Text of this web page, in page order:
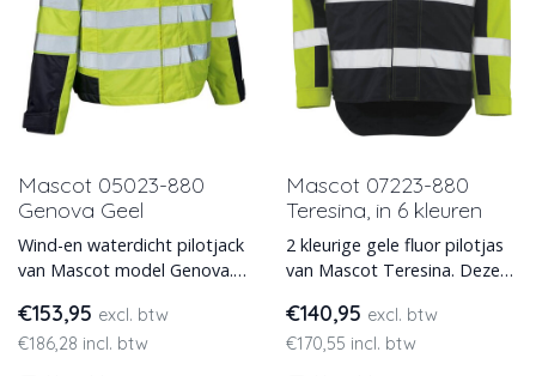
Mascot 05023-880
Genova Geel
Wind-en waterdicht pilotjack
van Mascot model Genova.
verticale en horiz
€153,95 excl. btw
€186,28 incl. btw
Mascot 07223-880
Teresina, in 6 kleuren
2 kleurige gele fluor pilotjas
van Mascot Teresina. Deze
pilotjack is snel
€140,95 excl. btw
€170,55 incl. btw